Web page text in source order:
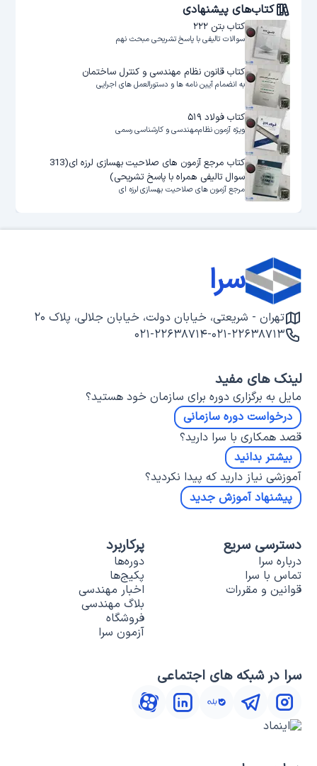
کتاب‌های پیشنهادی
کتاب بتن ۲۲۲
سوالات تالیفی با پاسخ‌ تشریحی مبحث نهم
کتاب قانون نظام مهندسی و کنترل ساختمان
به انضمام آیین نامه ها و دستورالعمل های اجرایی
کتاب فولاد ۵۱۹
ویژه آزمون نظام‌مهندسی و کارشناسی رسمی
کتاب مرجع آزمون های صلاحیت بهسازی لرزه ای(313
سوال تالیفی همراه با پاسخ تشریحی)
مرجع آزمون های صلاحیت بهسازی لرزه ای
سرا
تهران - شریعتی، خیابان دولت، خیابان جلالی، پلاک ۲۰
۰۲۱-۲۲۶۳۸۷۱۳-۰۲۱-۲۲۶۳۸۷۱۴
لینک های مفید
مایل به برگزاری دوره برای سازمان خود هستید؟
درخواست دوره سازمانی
قصد همکاری با سرا دارید؟
بیشتر بدانید
آموزشی نیاز دارید که پیدا نکردید؟
پیشنهاد آموزش جدید
دسترسی سریع
درباره سرا
تماس با سرا
قوانین و مقررات
پرکاربرد
دوره‌ها
پکیج‌ها
اخبار مهندسی
بلاگ مهندسی
فروشگاه
آزمون سرا
سرا در شبکه های اجتماعی